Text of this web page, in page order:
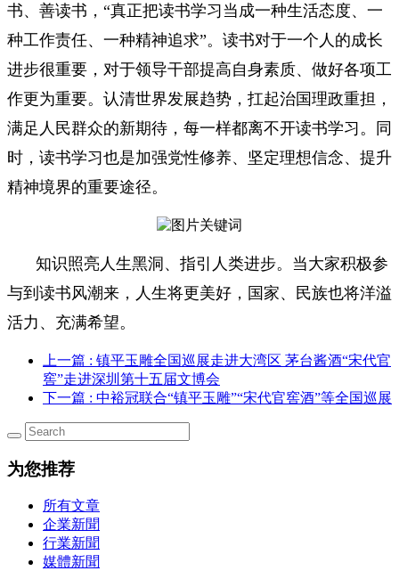
书、善读书，“真正把读书学习当成一种生活态度、一
种工作责任、一种精神追求”。读书对于一个人的成长
进步很重要，对于领导干部提高自身素质、做好各项工
作更为重要。认清世界发展趋势，扛起治国理政重担，
满足人民群众的新期待，每一样都离不开读书学习。同
时，读书学习也是加强党性修养、坚定理想信念、提升
精神境界的重要途径。
知识照亮人生黑洞、指引人类进步。当大家积极参
与到读书风潮来，人生将更美好，国家、民族也将洋溢
活力、充满希望。
上一篇 : 镇平玉雕全国巡展走进大湾区 茅台酱酒“宋代官
窖”走进深圳第十五届文博会
下一篇 : 中裕冠联合“镇平玉雕”“宋代官窖酒”等全国巡展
为您推荐
所有文章
企業新聞
行業新聞
媒體新聞